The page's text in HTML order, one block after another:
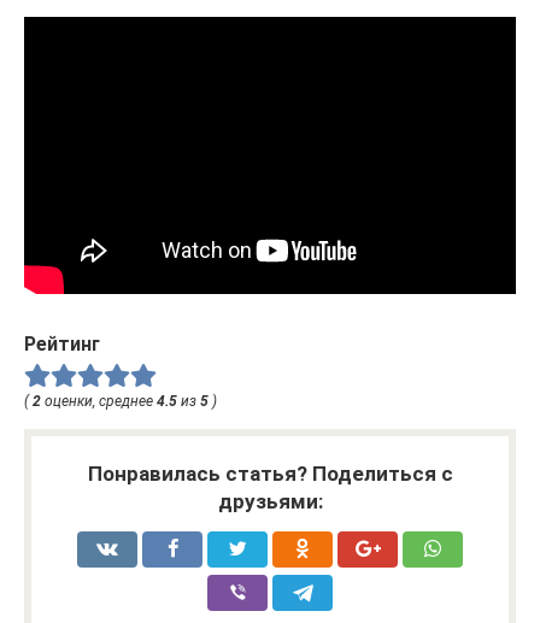
Рейтинг
(2 оценки, среднее 4.5 из 5 )
Понравилась статья? Поделиться с
друзьями: